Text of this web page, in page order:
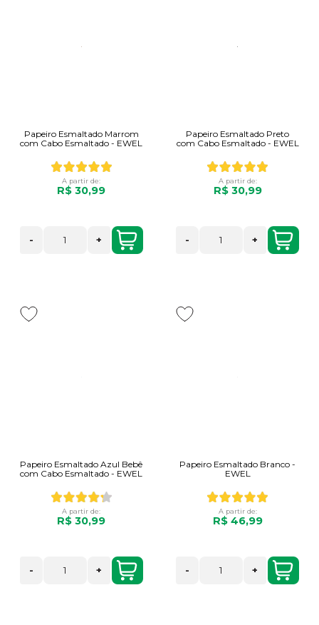
Papeiro Esmaltado Marrom
com Cabo Esmaltado - EWEL
A partir de:
R$ 30,99
- +
Papeiro Esmaltado Preto
com Cabo Esmaltado - EWEL
A partir de:
R$ 30,99
- +
Papeiro Esmaltado Azul Bebê
com Cabo Esmaltado - EWEL
A partir de:
R$ 30,99
- +
Papeiro Esmaltado Branco -
EWEL
A partir de:
R$ 46,99
- +